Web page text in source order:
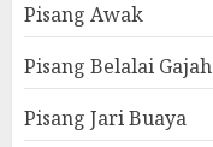
Pisang Awak
Pisang Belalai Gajah
Pisang Jari Buaya